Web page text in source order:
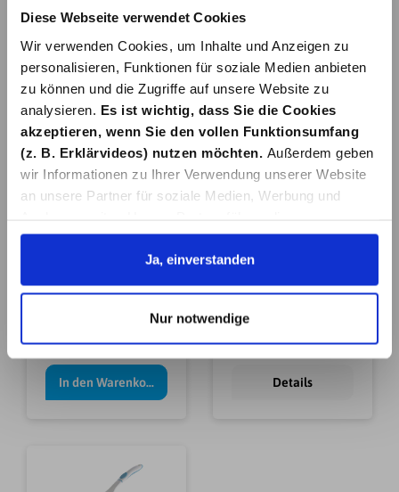
Diese Webseite verwendet Cookies
Wir verwenden Cookies, um Inhalte und Anzeigen zu
personalisieren, Funktionen für soziale Medien anbieten
zu können und die Zugriffe auf unsere Website zu
analysieren. Es ist wichtig, dass Sie die Cookies
akzeptieren, wenn Sie den vollen Funktionsumfang
(z. B. Erklärvideos) nutzen möchten.
Außerdem geben
wir Informationen zu Ihrer Verwendung unserer Website
an unsere Partner für soziale Medien, Werbung und
Informationen möglicherweise mit weiteren Daten
zusammen, die Sie ihnen bereitgestellt haben oder die
sie im Rahmen Ihrer Nutzung der Dienste gesammelt
Datenschutzerklärung. Link zu
unsererDatenschutzerklärung. Link zumImpressum.
Ja, einverstanden
Nur notwendige
CHER TERNI
22,99 €*
In den Warenkorb
DUSCHABZIEHER
26,99 €*
In den Warenkorb
BADSAUGER
In den Warenkorb
CHER FILO
WEIß/SCHWARZ
Details